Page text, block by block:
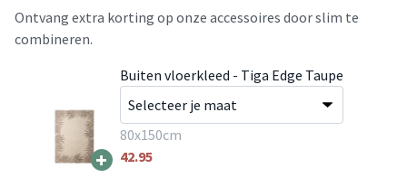
Ontvang extra korting op onze accessoires door slim te
combineren.
+
Buiten vloerkleed - Tiga Edge Taupe
80x150cm
42.95